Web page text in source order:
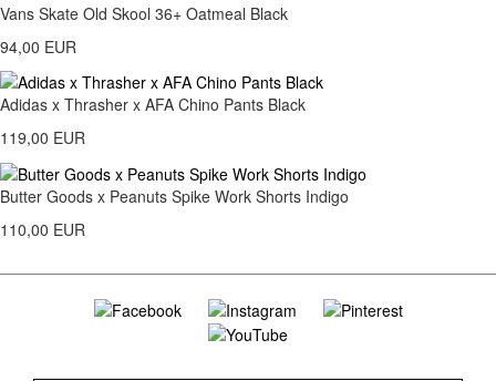
Vans Skate Old Skool 36+ Oatmeal Black
94,00 EUR
Adidas x Thrasher x AFA Chino Pants Black
119,00 EUR
Butter Goods x Peanuts Spike Work Shorts Indigo
110,00 EUR